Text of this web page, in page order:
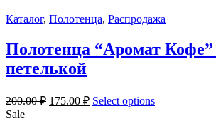
Каталог, Полотенца, Распродажа
Полотенца “Аромат Кофе”
петелькой
200.00₽ 175.00 ₽ Select options
Sale